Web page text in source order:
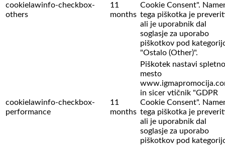
cookielawinfo-checkbox-
others
11
months
Cookie Consent".
tega piškotka je
ali je uporabnik dal
soglasje za uporabo
piškotkov pod
"Ostalo (Other)".
cookielawinfo-checkbox-
performance
11
months
Piškotek nastavi spletno
mesto
in sicer vtičnik "GDPR
Cookie Consent".
tega piškotka je
ali je uporabnik dal
soglasje za uporabo
piškotkov pod